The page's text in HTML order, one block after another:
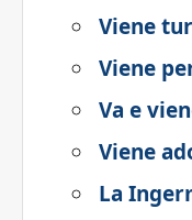
Viene
Viene
Va e
Viene
La